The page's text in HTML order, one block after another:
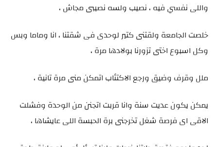
واللى نفسي فيه ، نصيب ولسه نصيبى مجاش ،
خلصت الجامعة ولقتنى كتير لوحدى فى شقتنا ، انا وماما وبس
وكل اسبوع اختى تزورنا بولادها مرة ،
ملل وقرف وضيق ورجع الاكتئاب اتمكن منى مرة تانية ،
يمكن يكون عديت سنة وانا قربت اتجنن من الوحدة وفشلت
الاقى اى فرصة شغل تخرجنى برة الحبسة اللى عايشاها ،